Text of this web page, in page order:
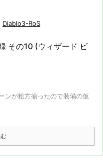
Diablo3-RoS
その10 (ウィザード ビ
ンが粗方揃ったので装備の仮